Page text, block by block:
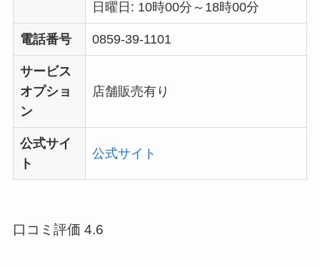
日曜日: 10時00分～18時00分
電話番号 0859-39-1101
サービス
オプショ
ン
店舗販売有り
公式サイ
ト
公式サイト
口コミ評価 4.6